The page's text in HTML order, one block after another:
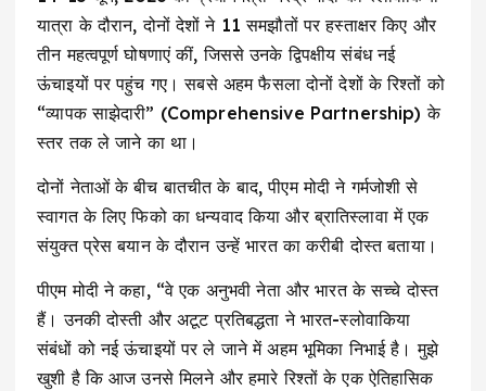
यात्रा के दौरान, दोनों देशों ने 11 समझौतों पर हस्ताक्षर किए और
तीन महत्वपूर्ण घोषणाएं कीं, जिससे उनके द्विपक्षीय संबंध नई
ऊंचाइयों पर पहुंच गए। सबसे अहम फैसला दोनों देशों के रिश्तों को
“व्यापक साझेदारी” (Comprehensive Partnership) के
स्तर तक ले जाने का था।
दोनों नेताओं के बीच बातचीत के बाद, पीएम मोदी ने गर्मजोशी से
स्वागत के लिए फिको का धन्यवाद किया और ब्रातिस्लावा में एक
संयुक्त प्रेस बयान के दौरान उन्हें भारत का करीबी दोस्त बताया।
पीएम मोदी ने कहा, “वे एक अनुभवी नेता और भारत के सच्चे दोस्त
हैं। उनकी दोस्ती और अटूट प्रतिबद्धता ने भारत-स्लोवाकिया
संबंधों को नई ऊंचाइयों पर ले जाने में अहम भूमिका निभाई है। मुझे
खुशी है कि आज उनसे मिलने और हमारे रिश्तों के एक ऐतिहासिक